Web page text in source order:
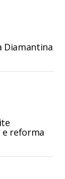
Diamantina
reforma